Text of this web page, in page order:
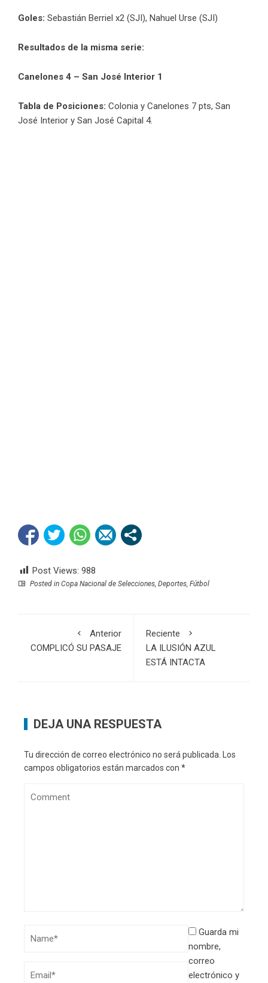
Goles: Sebastián Berriel x2 (SJI), Nahuel Urse (SJI)
Resultados de la misma serie:
Canelones 4 – San José Interior 1
Tabla de Posiciones: Colonia y Canelones 7 pts, San
José Interior y San José Capital 4.
Post Views: 988
Posted in Copa Nacional de Selecciones Deportes Fútbol
Anterior
COMPLICÓ SU PASAJE
Reciente
LA ILUSIÓN AZUL
ESTÁ INTACTA
DEJA UNA RESPUESTA
Tu dirección de correo electrónico no será publicada. Los
campos obligatorios están marcados con *
Guarda mi
nombre,
correo
electrónico y